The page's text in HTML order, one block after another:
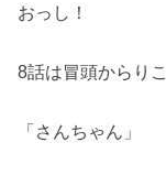
おっし！
8話は冒頭からり
「さんちゃん」